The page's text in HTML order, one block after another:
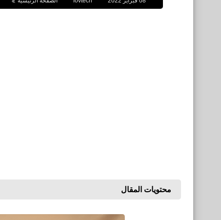
محتويات المقال